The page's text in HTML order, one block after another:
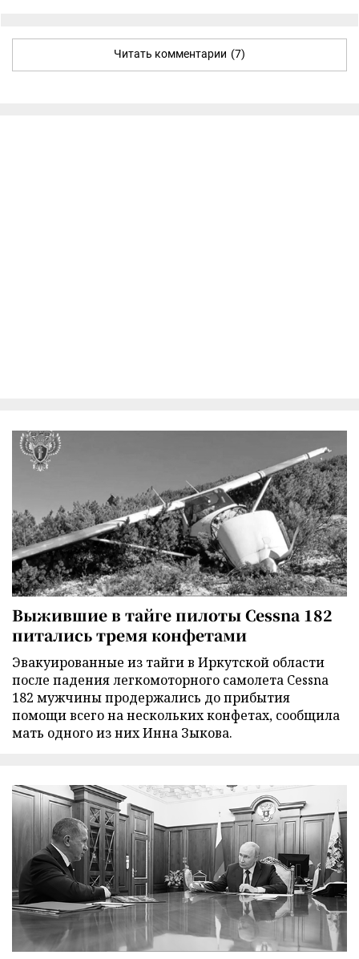
Читать комментарии (7)
Выжившие в тайге пилоты Cessna 182
питались тремя конфетами
Эвакуированные из тайги в Иркутской области
после падения легкомоторного самолета Cessna
182 мужчины продержались до прибытия
помощи всего на нескольких конфетах, сообщила
мать одного из них Инна Зыкова.